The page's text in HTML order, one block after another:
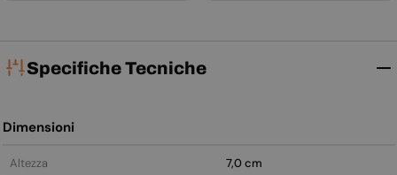
Specifiche Tecniche
Dimensioni
Altezza
7,0 cm